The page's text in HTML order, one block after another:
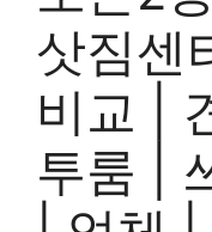
삿짐센
비교 |
투룸 |